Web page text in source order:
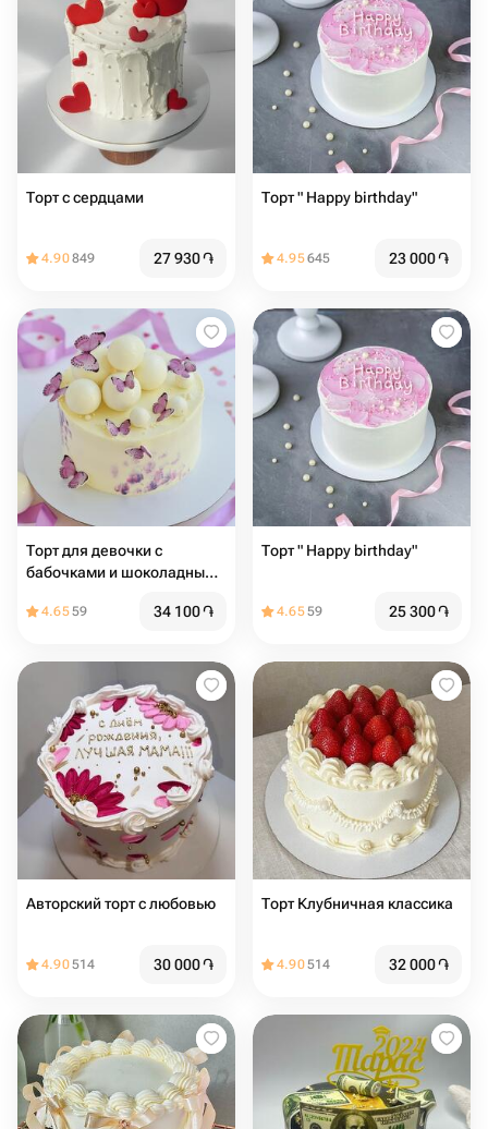
Торт с сердцами️
4.90849 27 930֏
Торт " Happy birthday"
4.95645 23 000֏
Торт для девочки с
бабочками и шоколадными
4.6559 34 100֏
Торт " Happy birthday"
4.6559 25 300֏
Авторский торт с любовью
4.90514 30 000֏
Торт Клубничная классика
4.90514 32 000֏